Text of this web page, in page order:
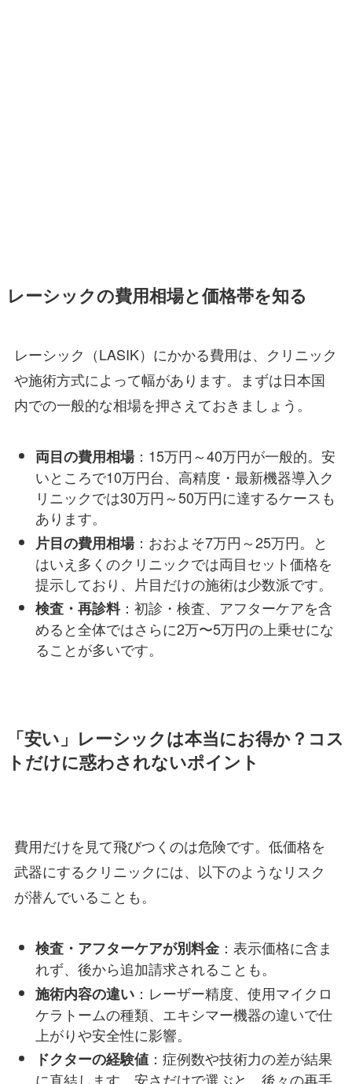
レーシックの費用相場と価格帯を知る
レーシック（LASIK）にかかる費用は、クリニック
や施術方式によって幅があります。まずは日本国
内での一般的な相場を押さえておきましょう。
両目の費用相場：15万円～40万円が一般的。安
いところで10万円台、高精度・最新機器導入ク
リニックでは30万円～50万円に達するケースも
あります。
片目の費用相場：おおよそ7万円～25万円。と
はいえ多くのクリニックでは両目セット価格を
提示しており、片目だけの施術は少数派です。
検査・再診料：初診・検査、アフターケアを含
めると全体ではさらに2万〜5万円の上乗せにな
ることが多いです。
「安い」レーシックは本当にお得か？コス
トだけに惑わされないポイント
費用だけを見て飛びつくのは危険です。低価格を
武器にするクリニックには、以下のようなリスク
が潜んでいることも。
検査・アフターケアが別料金：表示価格に含ま
れず、後から追加請求されることも。
施術内容の違い：レーザー精度、使用マイクロ
ケラトームの種類、エキシマー機器の違いで仕
上がりや安全性に影響。
ドクターの経験値：症例数や技術力の差が結果
に直結します。安さだけで選ぶと、後々の再手